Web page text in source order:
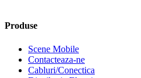
Produse
Scene Mobile
Contacteaza-ne
Cabluri/Conectica